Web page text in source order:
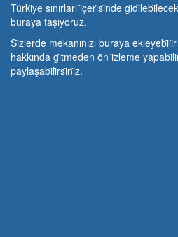
Türki̇ye sınırları i̇çeri̇si̇nde
buraya taşıyoruz.
Si̇zlerde mekanınızı buraya
hakkında gi̇tmeden ön i̇zleme
paylaşabi̇li̇rsi̇ni̇z.